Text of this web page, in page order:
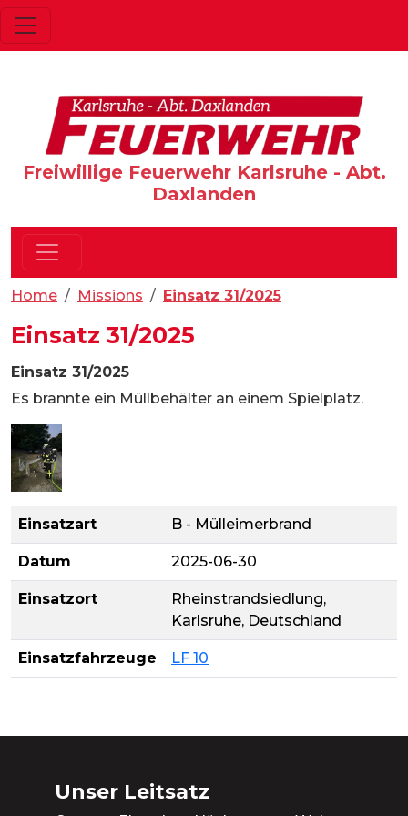
Freiwillige Feuerwehr Karlsruhe - Abt.
Daxlanden
Home Missions Einsatz 31/2025
Einsatz 31/2025
Einsatz 31/2025
Es brannte ein Müllbehälter an einem Spielplatz.
Einsatzart B - Mülleimerbrand
Datum 2025-06-30
Einsatzort
Rheinstrandsiedlung,
Karlsruhe, Deutschland
Einsatzfahrzeuge LF 10
Unser Leitsatz